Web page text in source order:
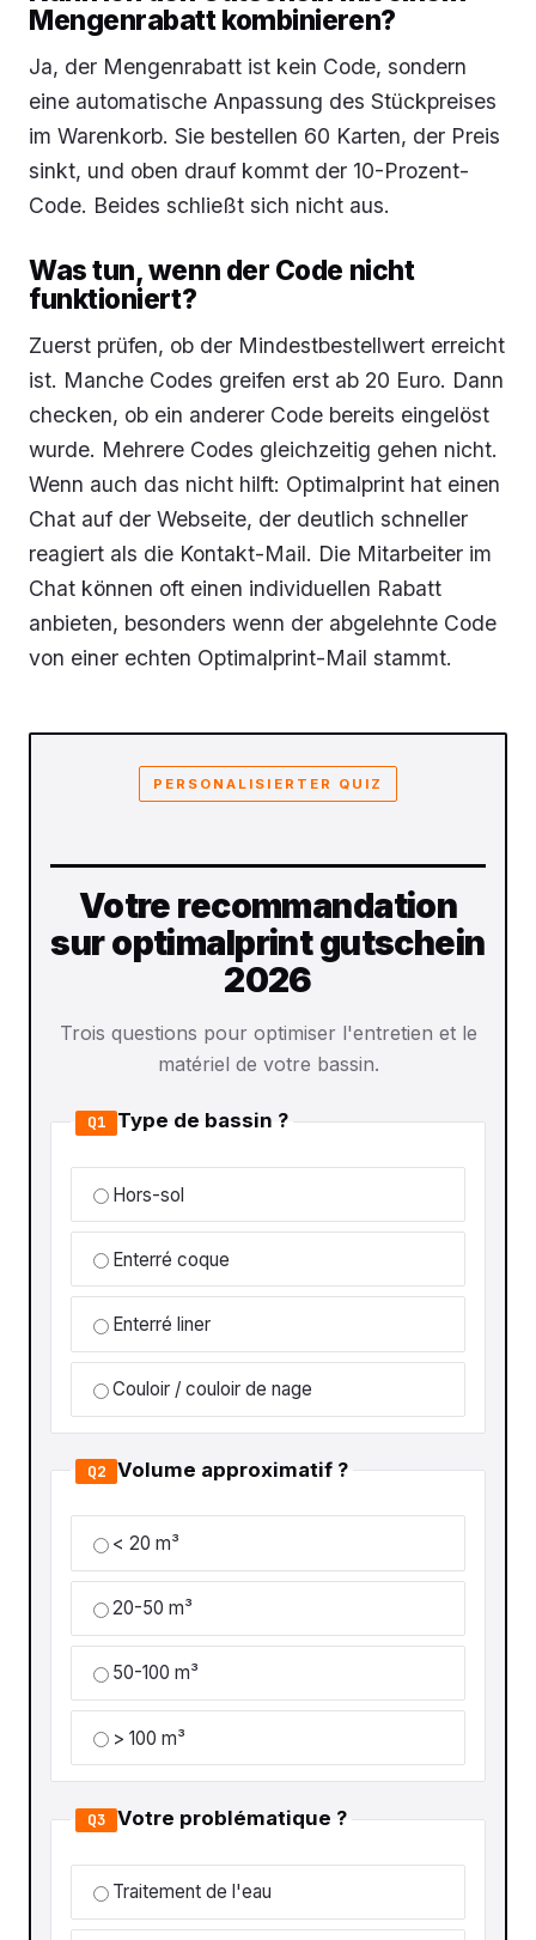
Mengenrabatt kombinieren?
Ja, der Mengenrabatt ist kein Code, sondern
eine automatische Anpassung des Stückpreises
im Warenkorb. Sie bestellen 60 Karten, der Preis
sinkt, und oben drauf kommt der 10-Prozent-
Code. Beides schließt sich nicht aus.
Was tun, wenn der Code nicht
funktioniert?
Zuerst prüfen, ob der Mindestbestellwert erreicht
ist. Manche Codes greifen erst ab 20 Euro. Dann
checken, ob ein anderer Code bereits eingelöst
wurde. Mehrere Codes gleichzeitig gehen nicht.
Wenn auch das nicht hilft: Optimalprint hat einen
Chat auf der Webseite, der deutlich schneller
reagiert als die Kontakt-Mail. Die Mitarbeiter im
Chat können oft einen individuellen Rabatt
anbieten, besonders wenn der abgelehnte Code
von einer echten Optimalprint-Mail stammt.
PERSONALISIERTER QUIZ
Votre recommandation
sur optimalprint gutschein
2026
Trois questions pour optimiser l'entretien et le
matériel de votre bassin.
Q1 Type de bassin ?
Hors-sol
Enterré coque
Enterré liner
Couloir / couloir de nage
Q2 Volume approximatif ?
< 20 m³
20-50 m³
50-100 m³
> 100 m³
Q3 Votre problématique ?
Traitement de l'eau